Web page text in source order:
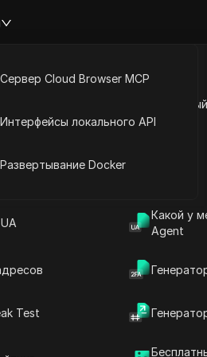
Какой у
Agent
Test
Сервер Cloud Browser MCP
Интерфейсы локального API
Развертывание Docker
свои
с помощью автоматизации.
Введение в содержание